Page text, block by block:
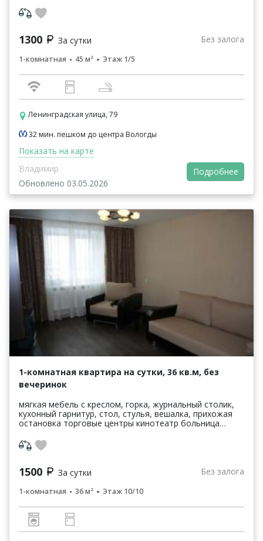
1300 За сутки Без залога
1-комнатная 45 м² Этаж 1/5
Ленинградская улица, 79
32 мин. пешком до центра Вологды
Показать на карте
Владимир
Обновлено 03.05.2026
Подробнее
1-комнатная квартира на сутки, 36 кв.м, без
вечеринок
мягкая мебель с креслом, горка, журнальный столик,
кухонный гарнитур, стол, стулья, вешалка, прихожая
остановка торговые центры кинотеатр больница
1500 За сутки Без залога
1-комнатная 36 м² Этаж 10/10